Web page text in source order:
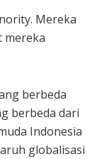
Mereka
mereka
berbeda
berbeda dari
Indonesia
globalisasi